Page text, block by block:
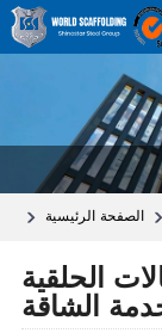
الصفحة الرئيسية
الحلقية
الشاقة